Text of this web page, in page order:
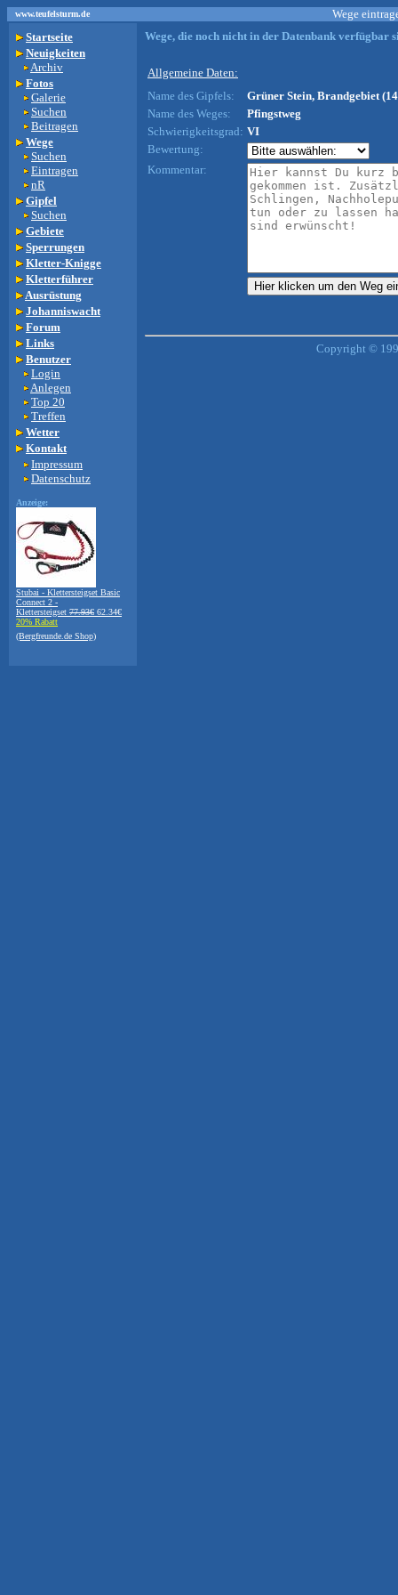
www.teufelsturm.de
Wege
Startseite
Neuigkeiten
Archiv
Fotos
Galerie
Suchen
Beitragen
Wege
Suchen
Eintragen
nR
Gipfel
Suchen
Gebiete
Sperrungen
Kletter-Knigge
Kletterführer
Ausrüstung
Johanniswacht
Forum
Links
Benutzer
Login
Anlegen
Top 20
Treffen
Wetter
Kontakt
Impressum
Datenschutz
Anzeige:
Stubai - Klettersteigset Basic
Connect 2 -
Klettersteigset 77.93€ 62.34€
20% Rabatt
(Bergfreunde.de Shop)
Wege, die noch nicht in der Datenbank verfügbar
Allgemeine Daten:
Name des Gipfels:
Grüner Stein, Brandgebiet
Name des Weges:
Pfingstweg
Schwierigkeitsgrad: VI
Bewertung:
Kommentar:
Copyright ©